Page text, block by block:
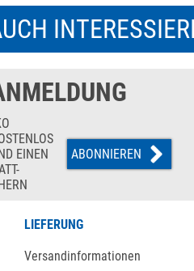
EINEN
ABONNIEREN
LIEFERUNG
Versandinformationen